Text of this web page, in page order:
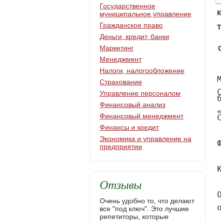
МИНИСТЕРСТВО ОБРАЗОВАНИЯ И НАУКИ РОССИЙСКОЙ ФЕДЕРАЦИИ

Сыктывкарский лесной институт (филиал)
Государственное
муниципальное управление
Гражданское право
Деньги, кредит, банки
Маркетинг
Менеджмент
Налоги, налогообложение
Страхование
Управление персоналом
Финансовый анализ
Финансовый менеджмент
Финансы и кредит
Экономика и управление на
предприятии
Отзывы
Очень удобно то, что делают
все "под ключ". Это лучшие
репетиторы, которые